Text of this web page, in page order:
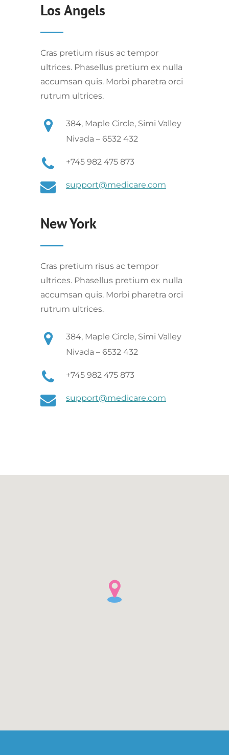
Los Angels
Cras pretium risus ac tempor
ultrices. Phasellus pretium ex nulla
accumsan quis. Morbi pharetra orci
rutrum ultrices.
384, Maple Circle, Simi Valley
Nivada – 6532 432
+745 982 475 873
support@medicare.com
New York
Cras pretium risus ac tempor
ultrices. Phasellus pretium ex nulla
accumsan quis. Morbi pharetra orci
rutrum ultrices.
384, Maple Circle, Simi Valley
Nivada – 6532 432
+745 982 475 873
support@medicare.com